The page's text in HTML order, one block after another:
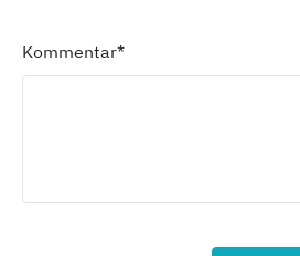
Kommentar*